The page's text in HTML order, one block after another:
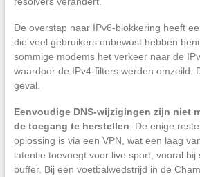
De overstap naar IPv6-blokkering heeft
die veel gebruikers onbewust hebben
sommige modems het verkeer naar de
waardoor de IPv4-filters werden omzeild.
geval.
Eenvoudige DNS-wijzigingen zijn niet
de toegang te herstellen . De enige
oplossing is via een VPN, wat een laag
latentie toevoegt voor live sport, vooral bij
buffer. Bij een voetbalwedstrijd in de